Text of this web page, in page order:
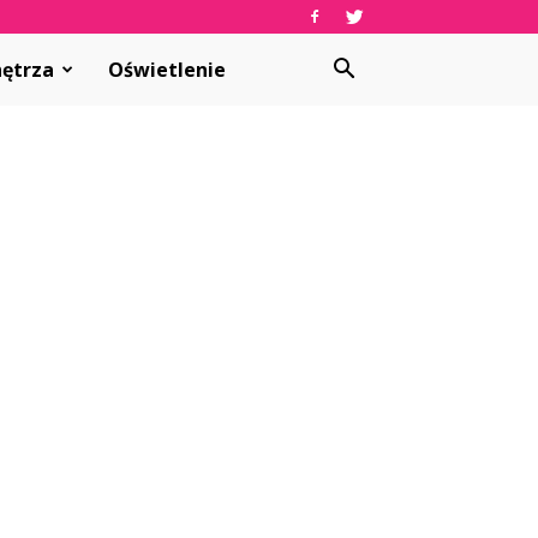
Oświetlenie